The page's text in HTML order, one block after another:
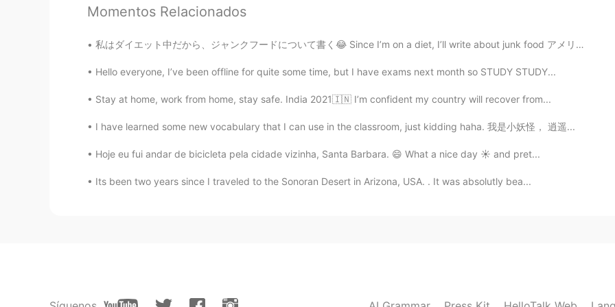
EN CN
@一溪风月 thanks，有空试试看读内容☺.
EN CN
@개리 Gary nice 👍
一溪风月
Momentos Relacionados
私はダイエット中だから、ジャンクフードについて書く😂 Since I’m on a diet, I’ll write about junk food アメリカのコンビニには色々なジャンクフー...
Hello everyone, I’ve been offline for quite some time, but I have exams next month so STUDY STUDY...
Stay at home, work from home, stay safe. India 2021🇮🇳 I’m confident my country will recover from...
I have learned some new vocabulary that I can use in the classroom, just kidding haha. 我是小妖怪， 逍遥...
Hoje eu fui andar de bicicleta pela cidade vizinha, Santa Barbara. 😄 What a nice day ☀️ and pret...
Its been two years since I traveled to the Sonoran Desert in Arizona, USA. . It was absolutly bea...